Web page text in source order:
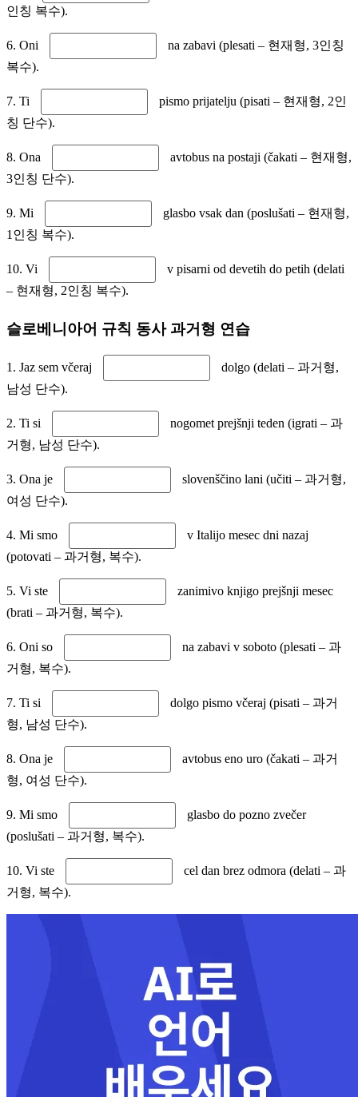
인칭 복수).
6. Oni
na zabavi (plesati – 현재형, 3인칭
복수).
7. Ti
pismo prijatelju (pisati – 현재형, 2인
칭 단수).
8. Ona
avtobus na postaji (čakati – 현재형,
3인칭 단수).
9. Mi
glasbo vsak dan (poslušati – 현재형,
1인칭 복수).
10. Vi
v pisarni od devetih do petih (delati
– 현재형, 2인칭 복수).
슬로베니아어 규칙 동사 과거형 연습
1. Jaz sem včeraj
dolgo (delati – 과거형,
남성 단수).
2. Ti si
nogomet prejšnji teden (igrati – 과
거형, 남성 단수).
3. Ona je
slovenščino lani (učiti – 과거형,
여성 단수).
4. Mi smo
v Italijo mesec dni nazaj
(potovati – 과거형, 복수).
5. Vi ste
zanimivo knjigo prejšnji mesec
(brati – 과거형, 복수).
6. Oni so
na zabavi v soboto (plesati – 과
거형, 복수).
7. Ti si
dolgo pismo včeraj (pisati – 과거
형, 남성 단수).
8. Ona je
avtobus eno uro (čakati – 과거
형, 여성 단수).
9. Mi smo
glasbo do pozno zvečer
(poslušati – 과거형, 복수).
10. Vi ste
cel dan brez odmora (delati – 과
거형, 복수).